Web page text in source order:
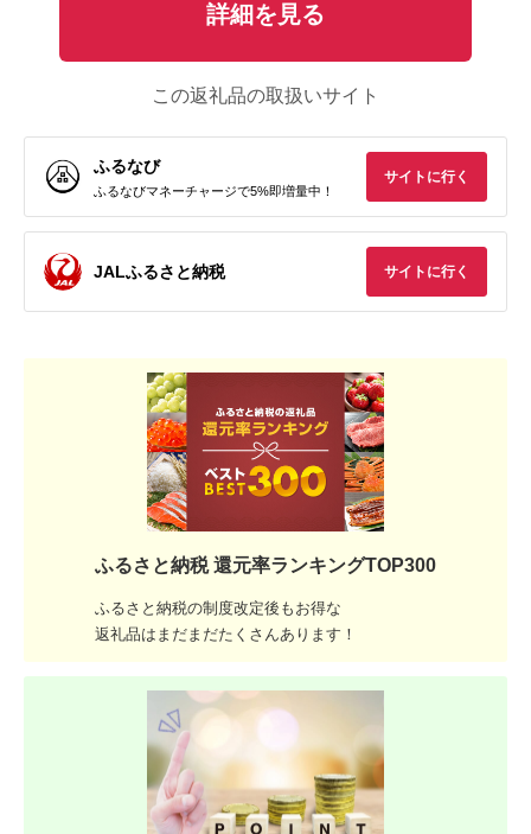
詳細を見る
この返礼品の取扱いサイト
ふるなび
ふるなびマネーチャージで5%即増量中！
サイトに行く
JALふるさと納税 サイトに行く
ふるさと納税 還元率ランキングTOP300
ふるさと納税の制度改定後もお得な
返礼品はまだまだたくさんあります！